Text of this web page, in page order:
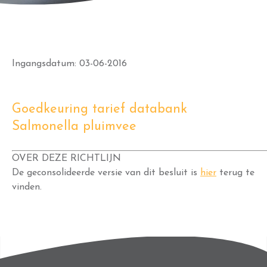
Ingangsdatum: 03-06-2016
Goedkeuring tarief databank
Salmonella pluimvee
OVER DEZE RICHTLIJN
De geconsolideerde versie van dit besluit is hier terug te
vinden.